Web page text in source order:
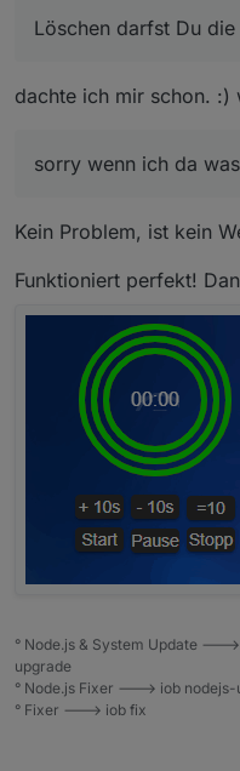
Input nimmt die
Löschen darfst Du
dachte ich mir schon. :)
sorry wenn ich da
Kein Problem, ist kein
Funktioniert perfekt!
° Node.js & System Update ---
upgrade
° Node.js Fixer ---> iob nodejs-
° Fixer ---> iob fix